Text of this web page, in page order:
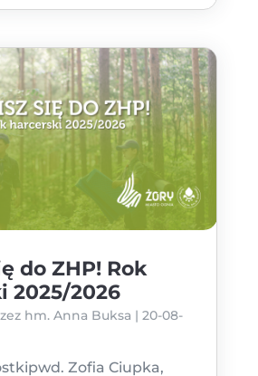
do ZHP! Rok
2025/2026
hm. Anna Buksa | 20-08-
Zofia Ciupka,